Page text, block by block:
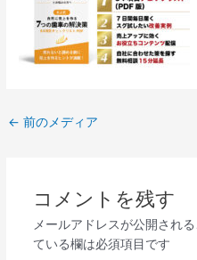
← 前のメディア
コメントを残す
メールアドレスが公開される
ている欄は必須項目です